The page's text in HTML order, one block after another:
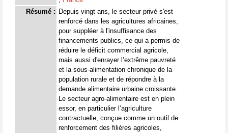
Résumé : Depuis vingt ans, le secteur privé s'est
renforcé dans les agricultures africaines,
pour suppléer à l'insuffisance des
financements publics, ce qui a permis de
réduire le déficit commercial agricole,
mais aussi d'enrayer l’extrême pauvreté
et la sous-alimentation chronique de la
population rurale et de répondre à la
demande alimentaire urbaine croissante.
Le secteur agro-alimentaire est en plein
essor, en particulier l’agriculture
contractuelle, conçue comme un outil de
renforcement des filières agricoles,